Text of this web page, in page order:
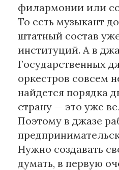
филармонии или
То есть музыкант
штатный состав
институций. А в
Государственных
оркестров совсем
найдется порядка
страну — это уже
Поэтому в джазе
Нужно создавать
думать, в первую